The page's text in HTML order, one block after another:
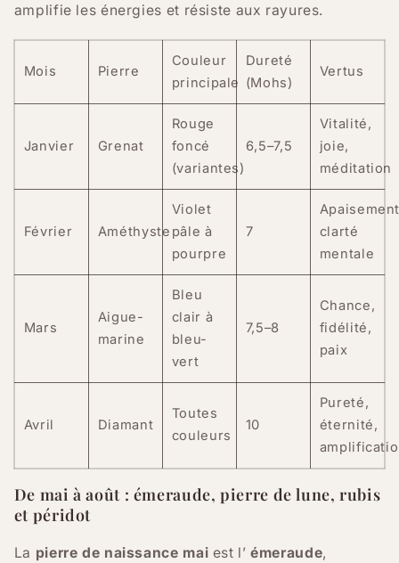
amplifie les énergies et résiste aux rayures.
Mois Pierre
Couleur
principale
Dureté
(Mohs)
Vertus
Janvier Grenat
Rouge
foncé
(variantes)
6,5–7,5
Vitalité,
joie,
méditation
Février Améthyste
Violet
pâle à
pourpre
7
clarté
mentale
Mars
Aigue-
marine
Bleu
clair à
bleu-
vert
7,5–8
Chance,
fidélité,
paix
Avril Diamant
Toutes
couleurs
10
Pureté,
éternité,
De mai à août : émeraude, pierre de lune, rubis
et péridot
La pierre de naissance mai est l’émeraude,